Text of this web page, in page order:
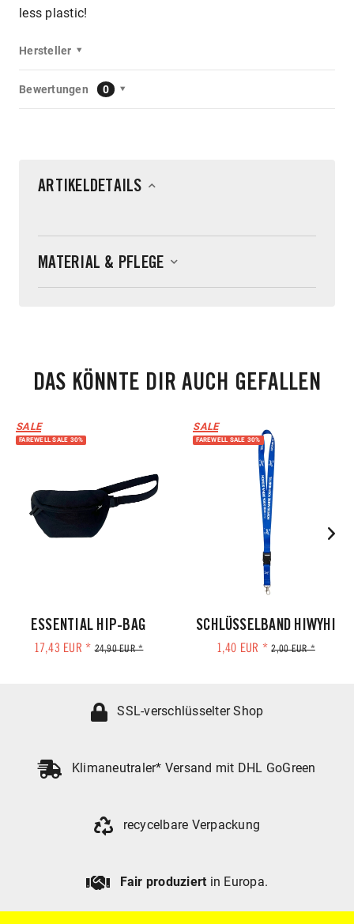
less plastic!
Hersteller
Bewertungen 0
ARTIKELDETAILS
MATERIAL & PFLEGE
DAS KÖNNTE DIR AUCH GEFALLEN
SALE
FAREWELL SALE 30%
ESSENTIAL HIP-BAG
17,43 EUR * 24,90 EUR *
SALE
FAREWELL SALE 30%
SCHLÜSSELBAND HIWYHI
1,40 EUR * 2,00 EUR *
SSL-verschlüsselter Shop
Klimaneutraler* Versand mit DHL GoGreen
recycelbare Verpackung
Fair produziert in Europa.